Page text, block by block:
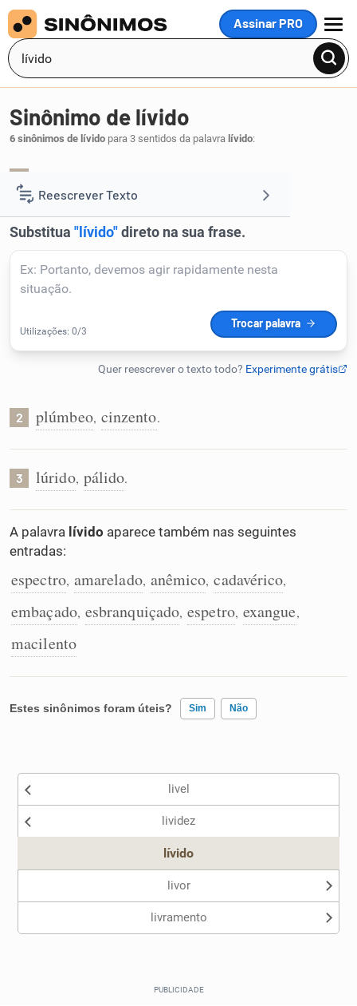
Assinar PRO
MENU
Reescrever Texto
Resumir Texto
Corrigir Texto
Detector de IA
Humanizador de IA
Conexões
Caça-palavras
Dicionário
Sinônimo de lívido
6 sinônimos de lívido para 3 sentidos da palavra lívido:
2 plúmbeo, cinzento.
3 lúrido, pálido.
A palavra lívido aparece também nas seguintes
entradas:
espectro, amarelado, anêmico, cadavérico,
embaçado, esbranquiçado, espetro, exangue,
macilento
Estes sinônimos foram úteis? Sim Não
Nenhum dos sinônimos apresentados me ajudou
livel
lividez
lívido
livor
livramento